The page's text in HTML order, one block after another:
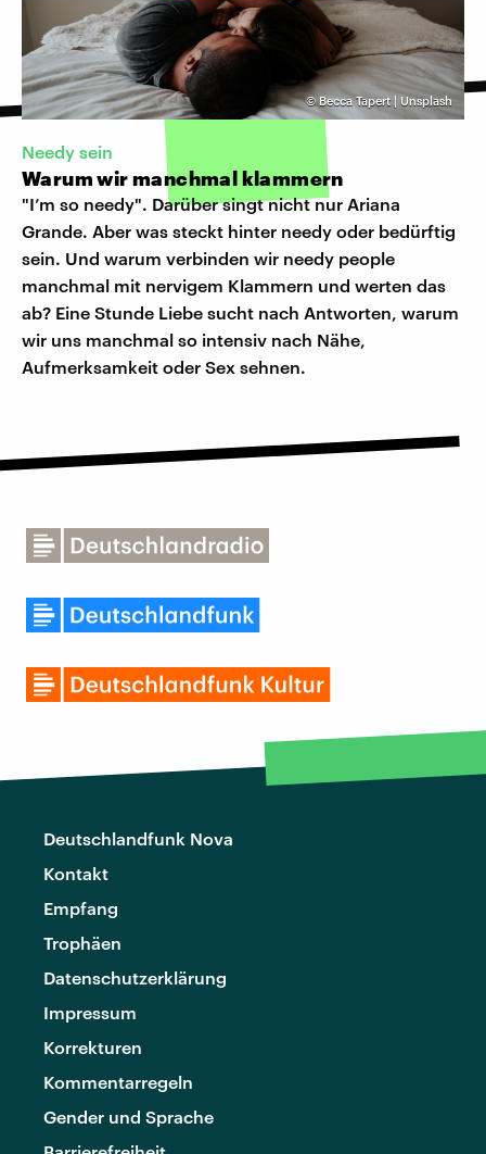
©Becca Tapert | Unsplash
Needy sein
Warum wir manchmal klammern
"I’m so needy". Darüber singt nicht nur Ariana
Grande. Aber was steckt hinter needy oder bedürftig
sein. Und warum verbinden wir needy people
manchmal mit nervigem Klammern und werten das
ab? Eine Stunde Liebe sucht nach Antworten, warum
wir uns manchmal so intensiv nach Nähe,
Aufmerksamkeit oder Sex sehnen.
Deutschlandfunk Nova
Kontakt
Empfang
Trophäen
Datenschutzerklärung
Impressum
Korrekturen
Kommentarregeln
Gender und Sprache